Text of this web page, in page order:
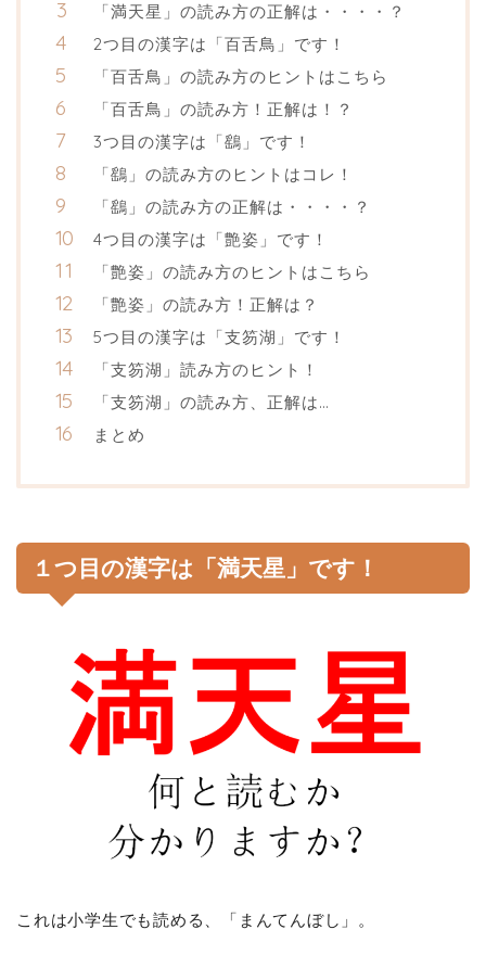
「満天星」の読み方の正解は・・・・？
2つ目の漢字は「百舌鳥」です！
「百舌鳥」の読み方のヒントはこちら
「百舌鳥」の読み方！正解は！？
3つ目の漢字は「鷂」です！
「鷂」の読み方のヒントはコレ！
「鷂」の読み方の正解は・・・・？
4つ目の漢字は「艶姿」です！
「艶姿」の読み方のヒントはこちら
「艶姿」の読み方！正解は？
5つ目の漢字は「支笏湖」です！
「支笏湖」読み方のヒント！
「支笏湖」の読み方、正解は…
まとめ
１つ目の漢字は「満天星」です！
これは小学生でも読める、「まんてんぼし」。